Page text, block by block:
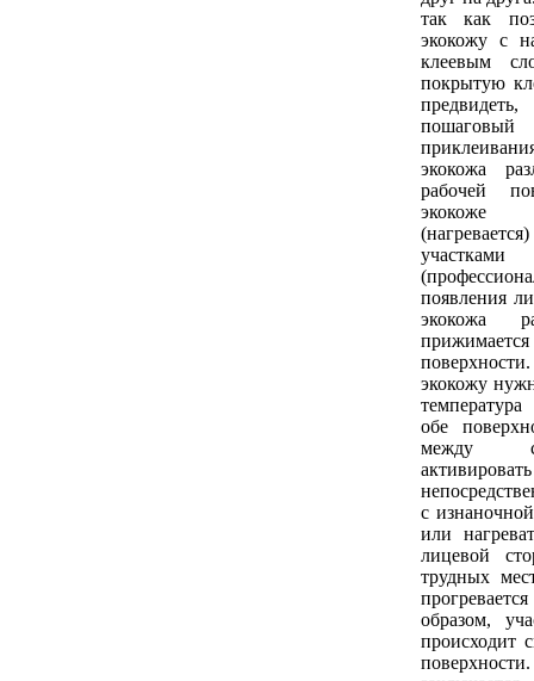
так как
экокожу с
клеевым
покрытую
экокожа
рабочей
экокоже
появления
экокожа
экокожу
обе
между
с
или
лицевой
трудных
образом,
происходит